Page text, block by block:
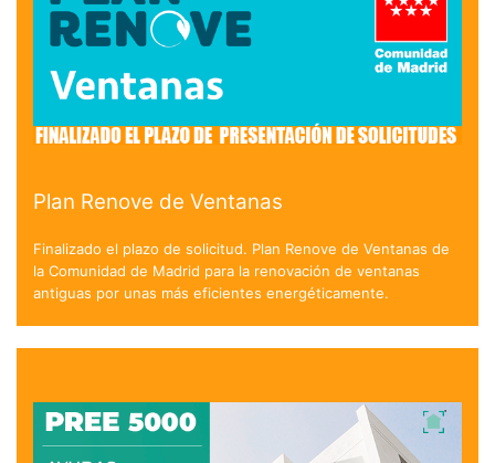
Plan Renove de Ventanas
Finalizado el plazo de solicitud. Plan Renove de Ventanas de
la Comunidad de Madrid para la renovación de ventanas
antiguas por unas más eficientes energéticamente.